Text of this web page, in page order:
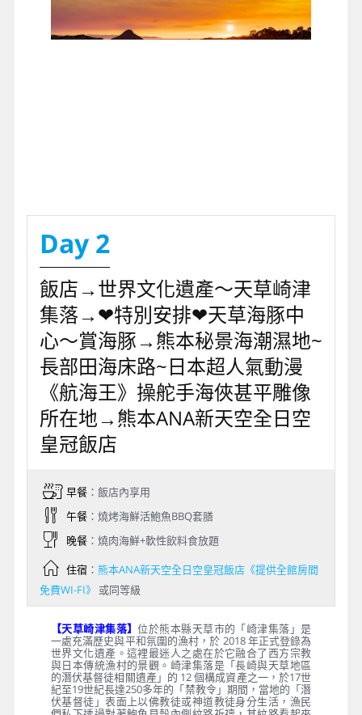
Day 2
飯店→世界文化遺產～天草崎津
集落→❤特別安排❤天草海豚中
心～賞海豚→熊本秘景海潮濕地~
長部田海床路~日本超人氣動漫
《航海王》操舵手海俠甚平雕像
所在地→熊本ANA新天空全日空
皇冠飯店
早餐：飯店內享用
午餐：燒烤海鮮活鮑魚BBQ套膳
晚餐：燒肉海鮮+軟性飲料食放題
住宿： 熊本ANA新天空全日空皇冠飯店《提供全館房間
免費WI-FI》
或同等級
【天草崎津集落】位於熊本縣天草市的「崎津集落」是
一處充滿歷史與平和氛圍的漁村，於 2018 年正式登錄為
世界文化遺產。這裡最迷人之處在於它融合了西方宗教
與日本傳統漁村的景觀。崎津集落是「長崎與天草地區
的潛伏基督徒相關遺產」的 12 個構成資產之一，於17世
紀至19世紀長達250多年的「禁教令」期間，當地的「潛
伏基督徒」表面上以佛教徒或神道教徒身分生活，漁民